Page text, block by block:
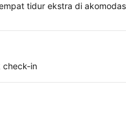
tidur ekstra di
check-in